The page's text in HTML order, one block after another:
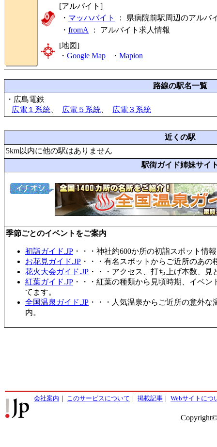
[アルバイト]
・ マッハバイト
： 県病院前駅周辺のアルバ
・ fromA ： アルバイト求人情報
[地図]
・ Google Map ・ Mapion
路線の駅名一覧
・広島電鉄
広電１系統
広電５系統 広電３系統
近くの駅
5km以内に他の駅はありません
駅街ガイド姉妹サイ
季節ごとのイベントをご案内
初詣ガイド.JP ・・・神社約600か所の初詣スポット情
お花見ガイド.JP ・・・有名スポットからご近所のあ
花火大会ガイド.JP ・・・アクセス、打ち上げ本数、
紅葉ガイド.JP ・・・紅葉の種類から見頃時期、イベ
てます。
全国温泉ガイド.JP ・・・人気温泉からご近所の意外
内。
会社案内 ｜ このサービスについて ｜ 掲載記事 ｜ Webサイトにつ